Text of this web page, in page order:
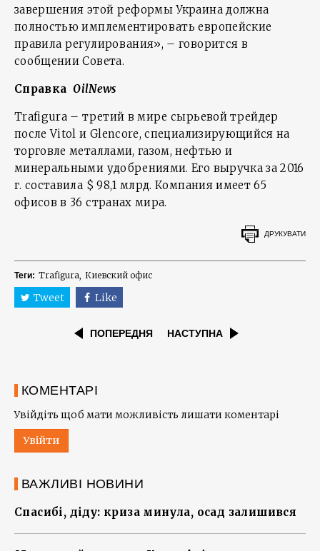
завершения этой реформы Украина должна
полностью имплементировать европейские
правила регулирования», – говорится в
сообщении Совета.
СправкаOilNews
Trafigura – третий в мире сырьевой трейдер
после Vitol и Glencore, специализирующийся на
торговле металлами, газом, нефтью и
минеральными удобрениями. Его выручка за 2016
г. составила $ 98,1 млрд. Компания имеет 65
офисов в 36 странах мира.
ДРУКУВАТИ
Теги: Trafigura Киевский офис
Tweet Like
ПОПЕРЕДНЯ НАСТУПНА
КОМЕНТАРІ
Увійдіть щоб мати можливість лишати коментарі
Увійти
ВАЖЛИВІ НОВИНИ
Спасибі, діду: криза минула, осад залишився